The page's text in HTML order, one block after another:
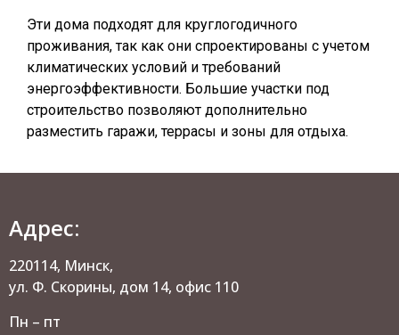
Эти дома подходят для круглогодичного
проживания, так как они спроектированы с учетом
климатических условий и требований
энергоэффективности. Большие участки под
строительство позволяют дополнительно
разместить гаражи, террасы и зоны для отдыха.
Адрес:
220114, Минск,
ул. Ф. Скорины, дом 14, офис 110
Пн – пт